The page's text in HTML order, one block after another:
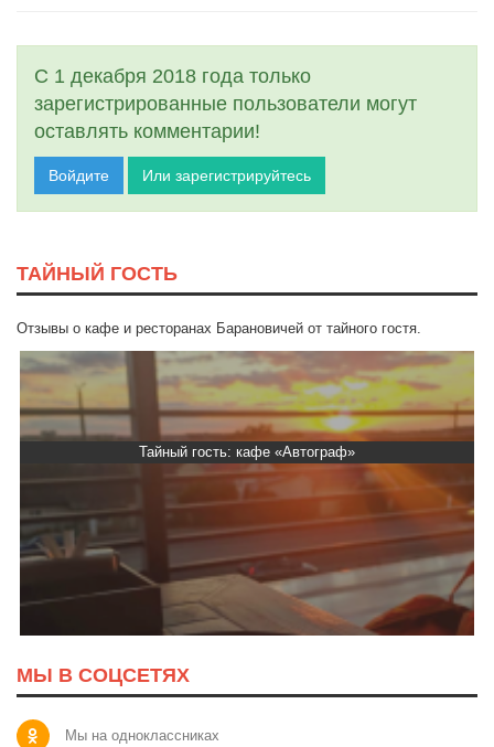
С 1 декабря 2018 года только
зарегистрированные пользователи могут
оставлять комментарии!
Войдите Или зарегистрируйтесь
ТАЙНЫЙ ГОСТЬ
Отзывы о кафе и ресторанах Барановичей от тайного гостя.
Тайный гость: кафе «Автограф»
МЫ В СОЦСЕТЯХ
Мы на одноклассниках